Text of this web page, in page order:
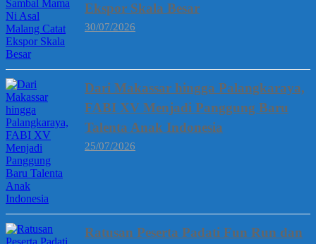
Ekspor Skala Besar
30/07/2026
Dari Makassar hingga Palangkaraya,
FABI XV Menjadi Panggung Baru
Talenta Anak Indonesia
25/07/2026
Ratusan Peserta Padati Fun Run dan